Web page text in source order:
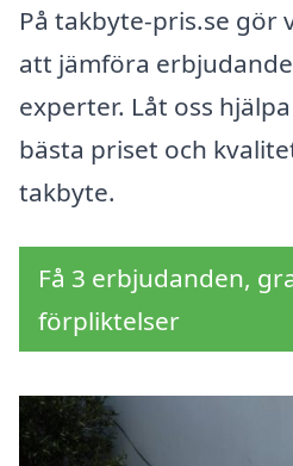
På takbyte-pris.se gör
att jämföra
experter. Låt oss
bästa priset och
takbyte.
Få 3 erbjudanden,
förpliktelser